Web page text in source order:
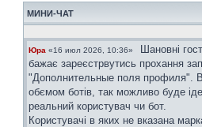
МИНИ-ЧАТ
Юра «16 июл 2026, 10:36»
Шановні
бажає зареєстрвутись прохання
"Дополнительные поля профиля".
обємом ботів, так можливо буде
реальний користувач чи бот.
Користувачі в яких не вказана